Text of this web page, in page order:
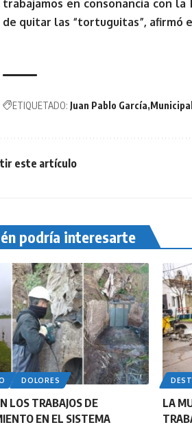
trabajamos en consonancia con
de quitar las “tortuguitas”, afirmó
ETIQUETADO: Juan Pablo García
este artículo
podría interesarte
DOLORES
LOS TRABAJOS DE
EN EL SISTEMA
LA